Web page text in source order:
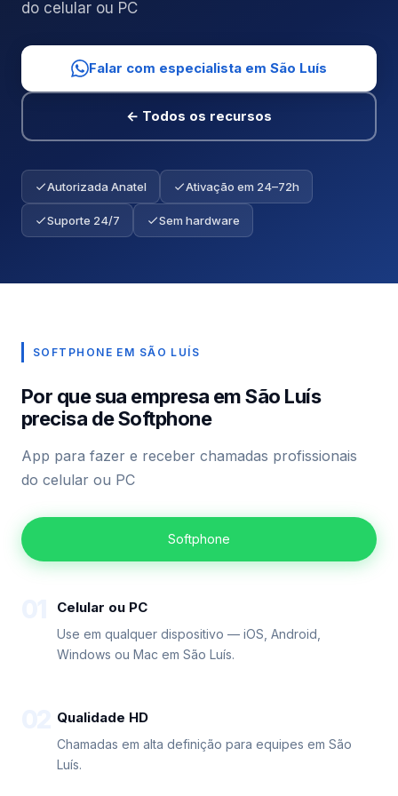
do celular ou PC
Falar com especialista em São Luís
← Todos os recursos
Autorizada Anatel Ativação em 24–72h
Suporte 24/7 Sem hardware
SOFTPHONE EM SÃO LUÍS
Por que sua empresa em São Luís
precisa de Softphone
App para fazer e receber chamadas profissionais
do celular ou PC
Softphone
Celular ou PC
Use em qualquer dispositivo — iOS, Android,
Windows ou Mac em São Luís.
Qualidade HD
Chamadas em alta definição para equipes em São
Luís.